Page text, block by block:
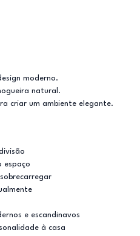
moderno.
natural.
criar um ambiente elegante.
espaço
e escandinavos
à casa